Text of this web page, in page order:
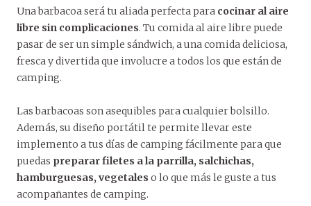
Una barbacoa será tu aliada perfecta para cocinar al aire
libre sin complicaciones. Tu comida al aire libre puede
pasar de ser un simple sándwich, a una comida deliciosa,
fresca y divertida que involucre a todos los que están de
camping.
Las barbacoas son asequibles para cualquier bolsillo.
Además, su diseño portátil te permite llevar este
implemento a tus días de camping fácilmente para que
puedas preparar filetes a la parrilla, salchichas,
hamburguesas, vegetales o lo que más le guste a tus
acompañantes de camping.